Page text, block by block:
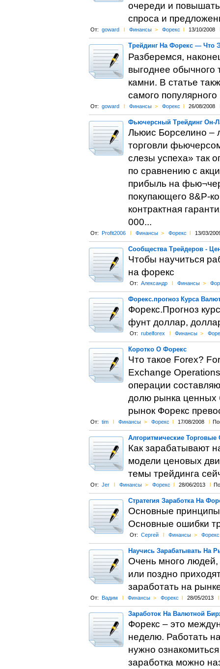
очереди и
спроса и
От: goward l Финансы > Форекс l 13/10/2008 l
Трейдинг На Форекс — Что
Разберемся,
выгоднее обычного
камни. В статье
самого
От: goward l Финансы > Форекс l 26/08/2008 l
Фьючерсный Трейдинг Он-
Льюис Борселино –
торговли
слезы успеха» так
по сравнению с
прибыль на
покупающего 8&Р-
контрактная
000...
От: Profit2006 l Финансы > Форекс l 13/03/
Сообщества Трейдеров -
Чтобы научиться
на форекс
От: Александр l Финансы >
Форекс.прогноз Курса
Форекс.Прогноз
фунт доллар,
От: rubelforex l Финансы >
Коротко О Форекс
Что такое Forex?
Exchange
операции
долю рынка ценных
рынок Форекс
От: tim l Финансы > Форекс l 17/08/2008 l
Алгоритмические
Как зарабатывают
модели ценовых
темы трейдинга
От: Jer l Финансы > Форекс l 28/06/2013 l
Стратегия Заработка На
Основные
Основные ошибки
От: Сергей l Финансы > Форекс
Научись Зарабатывать На
Очень много людей,
или поздно
заработать на
От: Вадим l Финансы > Форекс l 28/05/2013 l
Заработок На Валютной
Форекс – это
неделю. Работать
нужно
заработка можно